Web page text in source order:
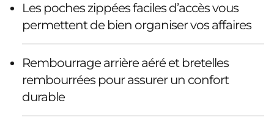
Les poches zippées faciles d’accès vous
permettent de bien organiser vos affaires
Rembourrage arrière aéré et bretelles
rembourrées pour assurer un confort
durable